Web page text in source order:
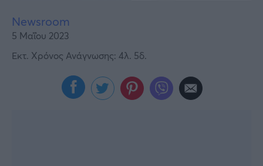
Newsroom
5 Μαΐου 2023
Εκτ. Χρόνος Ανάγνωσης: 4λ. 5δ.